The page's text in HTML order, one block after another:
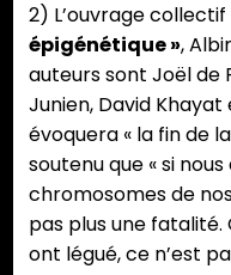
2) L’ouvrage collectif
épigénétique »,
auteurs sont Joël de
Junien, David
évoquera « la fin de
soutenu que « si
chromosomes de
pas plus une fatalité.
ont légué, ce n’est